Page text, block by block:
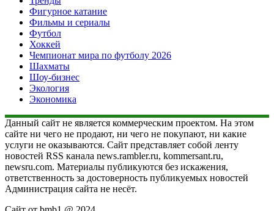
Фигурное катание
Фильмы и сериалы
Футбол
Хоккей
Чемпионат мира по футболу 2026
Шахматы
Шоу-бизнес
Экология
Экономика
Данный сайт не является коммерческим проектом. На этом
сайте ни чего не продают, ни чего не покупают, ни какие
услуги не оказываются. Сайт представляет собой ленту
новостей RSS канала news.rambler.ru, kommersant.ru,
newsru.com. Материалы публикуются без искажения,
ответственность за достоверность публикуемых новостей
Администрация сайта не несёт.